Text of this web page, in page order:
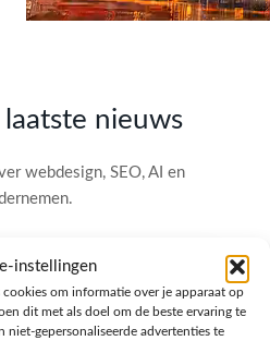
instellingen
om informatie over je apparaat op
dit met als doel om de beste ervaring te
niet-gepersonaliseerde advertenties te
laatste nieuws
webdesign, SEO, AI en